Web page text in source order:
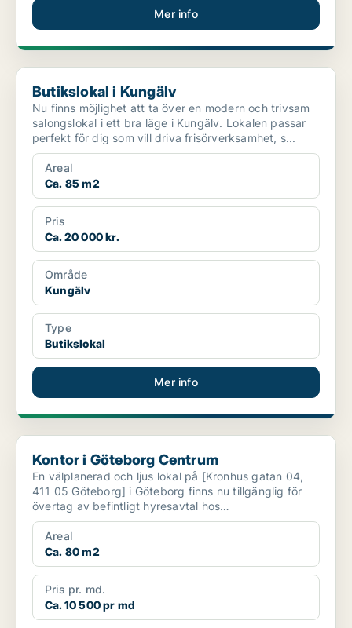
Mer info
Butikslokal i Kungälv
Butikslokal i Kungälv
Nu finns möjlighet att ta över en modern och trivsam
salongslokal i ett bra läge i Kungälv. Lokalen passar
perfekt för dig som vill driva frisörverksamhet, s...
Areal
Ca. 85 m2
Pris
Ca. 20 000 kr.
Område
Kungälv
Type
Butikslokal
Mer info
Kontor i Göteborg Centrum
Kontor i Göteborg Centrum
En välplanerad och ljus lokal på [Kronhus gatan 04,
411 05 Göteborg] i Göteborg finns nu tillgänglig för
övertag av befintligt hyresavtal hos
GöteborgsLokale...
Areal
Ca. 80 m2
Pris pr. md.
Ca. 10 500 pr md